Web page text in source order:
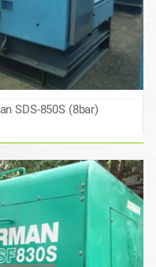
SDS-850S (8bar)